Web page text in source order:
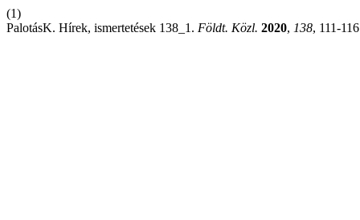
(1)
PalotásK. Hírek, ismertetések 138_1. Földt. Közl. 2020, 138, 111-